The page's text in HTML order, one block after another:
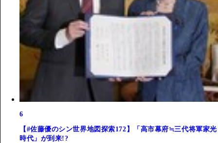
6
【#佐藤優のシン世界地図探索172】「高市幕府≒三代将軍家光
時代」が到来!?